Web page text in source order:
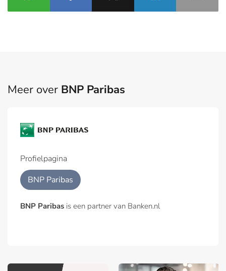
Meer over BNP Paribas
Profielpagina
BNP Paribas
BNP Paribas is een partner van Banken.nl